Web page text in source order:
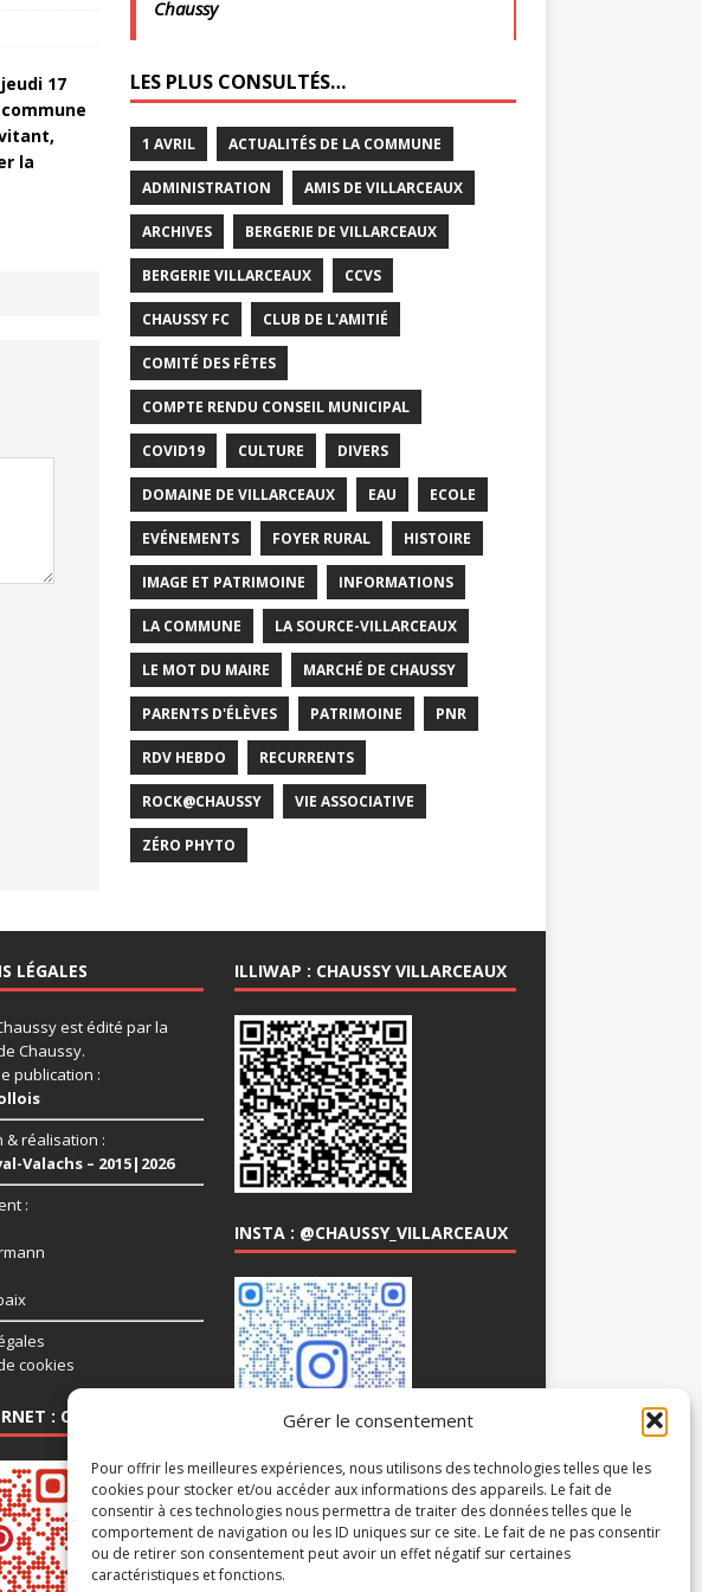
Gérer le consentement
Pour offrir les meilleures expériences, nous utilisons des technologies telles que les
cookies pour stocker et/ou accéder aux informations des appareils. Le fait de
consentir à ces technologies nous permettra de traiter des données telles que le
comportement de navigation ou les ID uniques sur ce site. Le fait de ne pas consentir
ou de retirer son consentement peut avoir un effet négatif sur certaines
caractéristiques et fonctions.
17
la
Chaussy
LES PLUS CONSULTÉS…
1 AVRIL ACTUALITÉS DE LA COMMUNE
ADMINISTRATION AMIS DE VILLARCEAUX
ARCHIVES BERGERIE DE VILLARCEAUX
BERGERIE VILLARCEAUX CCVS
CHAUSSY FC CLUB DE L'AMITIÉ
COMITÉ DES FÊTES
COMPTE RENDU CONSEIL MUNICIPAL
COVID19 CULTURE DIVERS
DOMAINE DE VILLARCEAUX EAU ECOLE
EVÉNEMENTS FOYER RURAL HISTOIRE
IMAGE ET PATRIMOINE INFORMATIONS
LA COMMUNE LA SOURCE-VILLARCEAUX
LE MOT DU MAIRE MARCHÉ DE CHAUSSY
PARENTS D'ÉLÈVES PATRIMOINE PNR
RDV HEBDO RECURRENTS
ROCK@CHAUSSY VIE ASSOCIATIVE
ZÉRO PHYTO
LÉGALES
est édité par la
Chaussy.
publication :
& réalisation :
Valachs – 2015|2026
:
cookies
: CHAUSSY95.COM
ILLIWAP : CHAUSSY VILLARCEAUX
INSTA : @CHAUSSY_VILLARCEAUX